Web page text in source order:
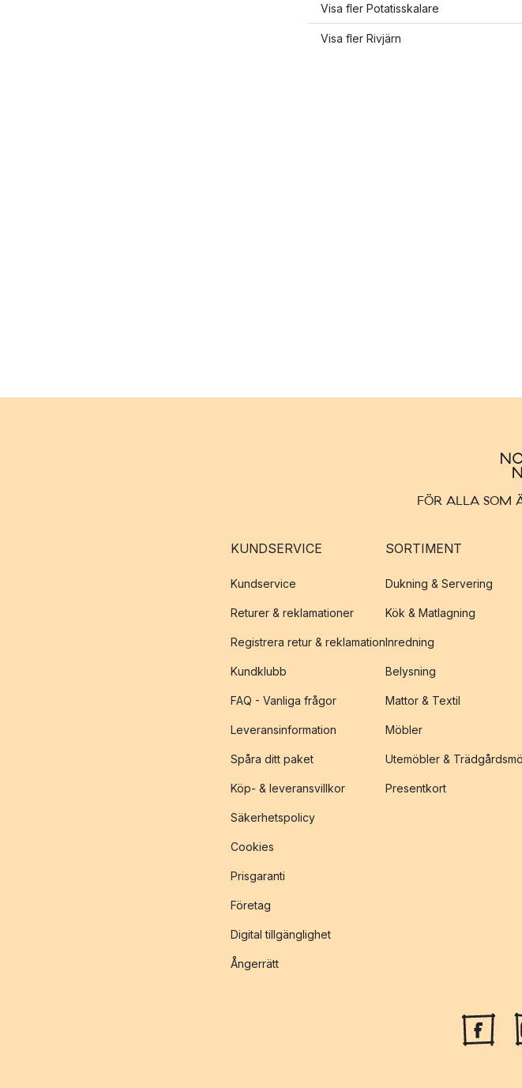
Visa fler Potatisskalare
Visa fler Rivjärn
FÖR ALLA SOM
KUNDSERVICE
Kundservice
Returer & reklamationer
Registrera retur & reklamation
Kundklubb
FAQ - Vanliga frågor
Leveransinformation
Spåra ditt paket
Köp- & leveransvillkor
Säkerhetspolicy
Cookies
Prisgaranti
Företag
Digital tillgänglighet
Ångerrätt
SORTIMENT
Dukning & Servering
Kök & Matlagning
Inredning
Belysning
Mattor & Textil
Möbler
Utemöbler &
Presentkort